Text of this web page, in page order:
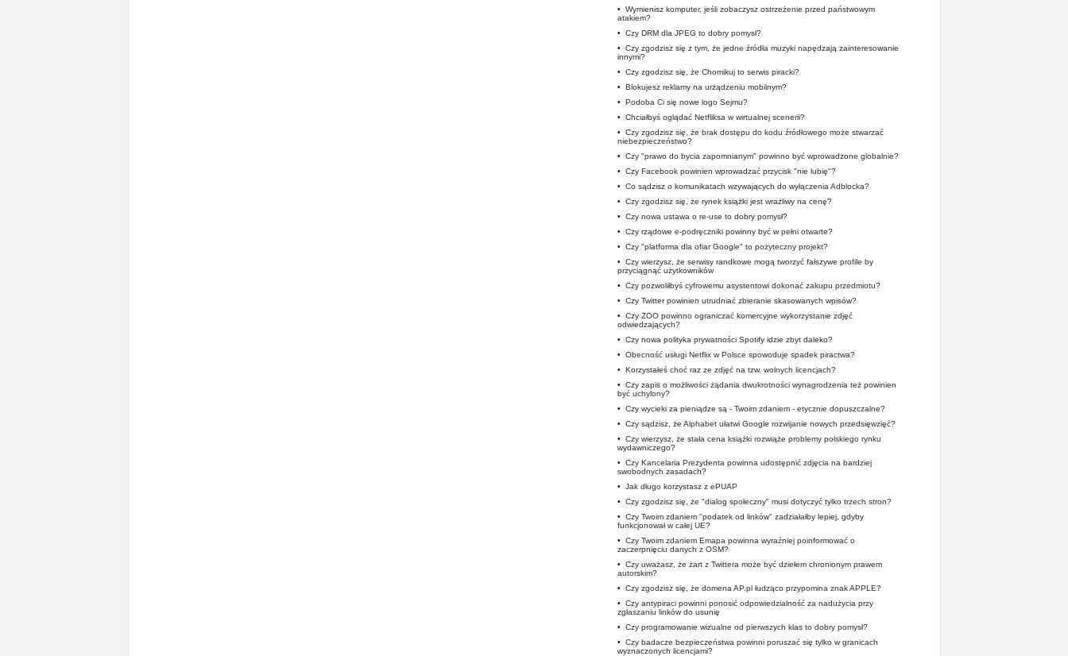
• Wymienisz komputer, jeśli zobaczysz ostrzeżenie przed państwowym
atakiem?
• Czy DRM dla JPEG to dobry pomysł?
• Czy zgodzisz się z tym, że jedne źródła muzyki napędzają zainteresowanie
innymi?
• Czy zgodzisz się, że Chomikuj to serwis piracki?
• Blokujesz reklamy na urządzeniu mobilnym?
• Podoba Ci się nowe logo Sejmu?
• Chciałbyś oglądać Netfliksa w wirtualnej scenerii?
• Czy zgodzisz się, że brak dostępu do kodu źródłowego może stwarzać
niebezpieczeństwo?
• Czy "prawo do bycia zapomnianym" powinno być wprowadzone globalnie?
• Czy Facebook powinien wprowadzać przycisk "nie lubię"?
• Co sądzisz o komunikatach wzywających do wyłączenia Adblocka?
• Czy zgodzisz się, że rynek książki jest wrażliwy na cenę?
• Czy nowa ustawa o re-use to dobry pomysł?
• Czy rządowe e-podręczniki powinny być w pełni otwarte?
• Czy "platforma dla ofiar Google" to pożyteczny projekt?
• Czy wierzysz, że serwisy randkowe mogą tworzyć fałszywe profile by
przyciągnąć użytkowników
• Czy pozwoliłbyś cyfrowemu asystentowi dokonać zakupu przedmiotu?
• Czy Twitter powinien utrudniać zbieranie skasowanych wpisów?
• Czy ZOO powinno ograniczać komercyjne wykorzystanie zdjęć
odwiedzających?
• Czy nowa polityka prywatności Spotify idzie zbyt daleko?
• Obecność usługi Netflix w Polsce spowoduje spadek piractwa?
• Korzystałeś choć raz ze zdjęć na tzw. wolnych licencjach?
• Czy zapis o możliwości żądania dwukrotności wynagrodzenia też powinien
być uchylony?
• Czy wycieki za pieniądze są - Twoim zdaniem - etycznie dopuszczalne?
• Czy sądzisz, że Alphabet ułatwi Google rozwijanie nowych przedsięwzięć?
• Czy wierzysz, że stała cena książki rozwiąże problemy polskiego rynku
wydawniczego?
• Czy Kancelaria Prezydenta powinna udostępnić zdjęcia na bardziej
swobodnych zasadach?
• Jak długo korzystasz z ePUAP
• Czy zgodzisz się, że "dialog społeczny" musi dotyczyć tylko trzech stron?
• Czy Twoim zdaniem "podatek od linków" zadziałałby lepiej, gdyby
funkcjonował w całej UE?
• Czy Twoim zdaniem Emapa powinna wyraźniej poinformować o
zaczerpnięciu danych z OSM?
• Czy uważasz, że żart z Twittera może być dziełem chronionym prawem
autorskim?
• Czy zgodzisz się, że domena AP.pl łudząco przypomina znak APPLE?
• Czy antypiraci powinni ponosić odpowiedzialność za nadużycia przy
zgłaszaniu linków do usunię
• Czy programowanie wizualne od pierwszych klas to dobry pomysł?
• Czy badacze bezpieczeństwa powinni poruszać się tylko w granicach
wyznaczonych licencjami?